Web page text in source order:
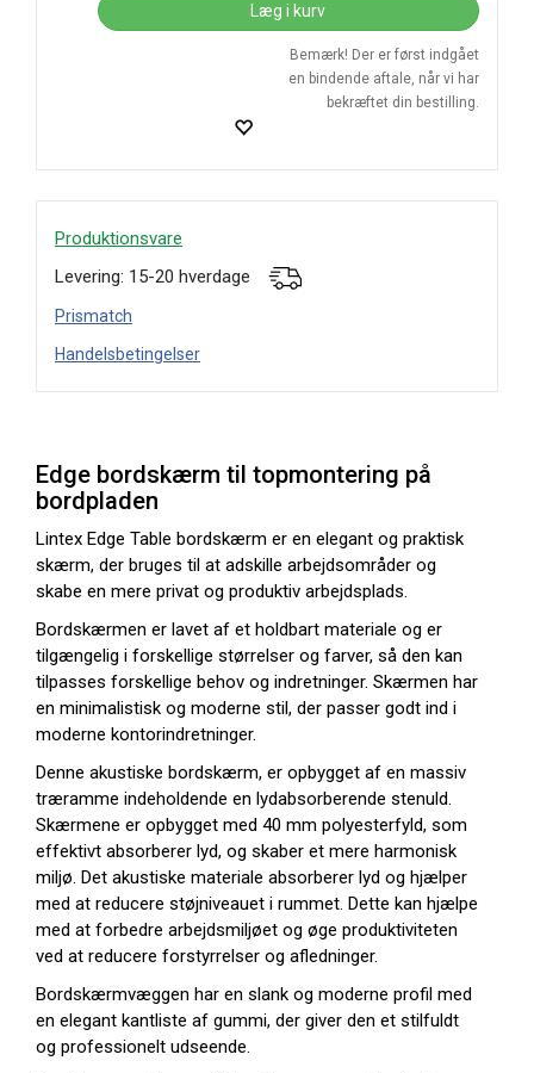
Læg i kurv
Bemærk! Der er først indgået
en bindende aftale, når vi har
bekræftet din bestilling.
Produktionsvare
Levering: 15-20 hverdage
Prismatch
Handelsbetingelser
Edge bordskærm til topmontering på
bordpladen
Lintex Edge Table bordskærm er en elegant og praktisk
skærm, der bruges til at adskille arbejdsområder og
skabe en mere privat og produktiv arbejdsplads.
Bordskærmen er lavet af et holdbart materiale og er
tilgængelig i forskellige størrelser og farver, så den kan
tilpasses forskellige behov og indretninger. Skærmen har
en minimalistisk og moderne stil, der passer godt ind i
moderne kontorindretninger.
Denne akustiske bordskærm, er opbygget af en massiv
træramme indeholdende en lydabsorberende stenuld.
Skærmene er opbygget med 40 mm polyesterfyld, som
effektivt absorberer lyd, og skaber et mere harmonisk
miljø. Det akustiske materiale absorberer lyd og hjælper
med at reducere støjniveauet i rummet. Dette kan hjælpe
med at forbedre arbejdsmiljøet og øge produktiviteten
ved at reducere forstyrrelser og afledninger.
Bordskærmvæggen har en slank og moderne profil med
en elegant kantliste af gummi, der giver den et stilfuldt
og professionelt udseende.